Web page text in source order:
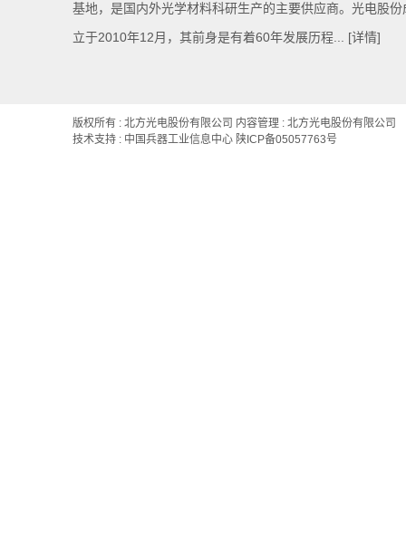
基地，是国内外光学材料科研生产的主要供应商。光电股份
立于2010年12月，其前身是有着60年发展历程... [详情]
版权所有 : 北方光电股份有限公司 内容管理 : 北方光电股份有限公司
技术支持 : 中国兵器工业信息中心 陕ICP备05057763号